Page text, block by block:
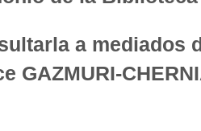
a mediados
GAZMURI-